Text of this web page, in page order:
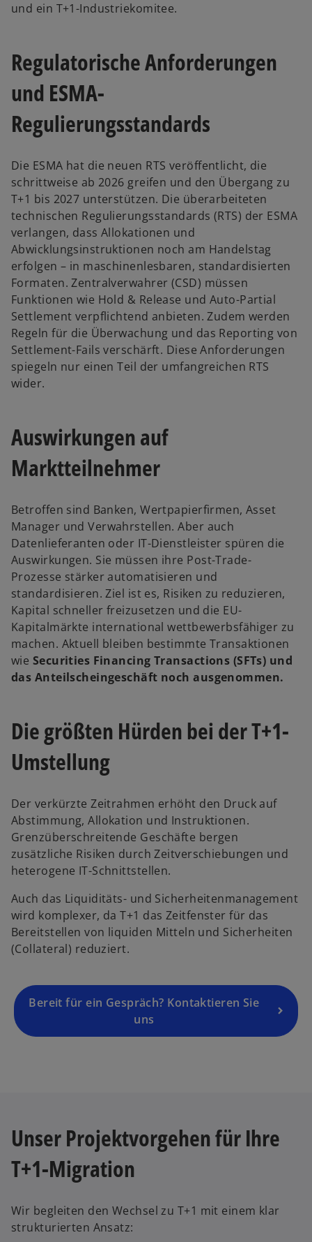
und ein T+1-Industriekomitee.
Regulatorische Anforderungen
und ESMA-
Regulierungsstandards
Die ESMA hat die neuen RTS veröffentlicht, die
schrittweise ab 2026 greifen und den Übergang zu
T+1 bis 2027 unterstützen. Die überarbeiteten
technischen Regulierungsstandards (RTS) der ESMA
verlangen, dass Allokationen und
Abwicklungsinstruktionen noch am Handelstag
erfolgen – in maschinenlesbaren, standardisierten
Formaten. Zentralverwahrer (CSD) müssen
Funktionen wie Hold & Release und Auto-Partial
Settlement verpflichtend anbieten. Zudem werden
Regeln für die Überwachung und das Reporting von
Settlement-Fails verschärft. Diese Anforderungen
spiegeln nur einen Teil der umfangreichen RTS
wider.
Auswirkungen auf
Marktteilnehmer
Betroffen sind Banken, Wertpapierfirmen, Asset
Manager und Verwahrstellen. Aber auch
Datenlieferanten oder IT-Dienstleister spüren die
Auswirkungen. Sie müssen ihre Post-Trade-
Prozesse stärker automatisieren und
standardisieren. Ziel ist es, Risiken zu reduzieren,
Kapital schneller freizusetzen und die EU-
Kapitalmärkte international wettbewerbsfähiger zu
machen. Aktuell bleiben bestimmte Transaktionen
wie Securities Financing Transactions (SFTs) und
das Anteilscheingeschäft noch ausgenommen.
Die größten Hürden bei der T+1-
Umstellung
Der verkürzte Zeitrahmen erhöht den Druck auf
Abstimmung, Allokation und Instruktionen.
Grenzüberschreitende Geschäfte bergen
zusätzliche Risiken durch Zeitverschiebungen und
heterogene IT-Schnittstellen.
Auch das Liquiditäts- und Sicherheitenmanagement
wird komplexer, da T+1 das Zeitfenster für das
Bereitstellen von liquiden Mitteln und Sicherheiten
(Collateral) reduziert.
Bereit für ein Gespräch? Kontaktieren Sie
uns
ir
e
e
e
e
t
Unser Projektvorgehen für Ihre
T+1-Migration
Wir begleiten den Wechsel zu T+1 mit einem klar
strukturierten Ansatz: